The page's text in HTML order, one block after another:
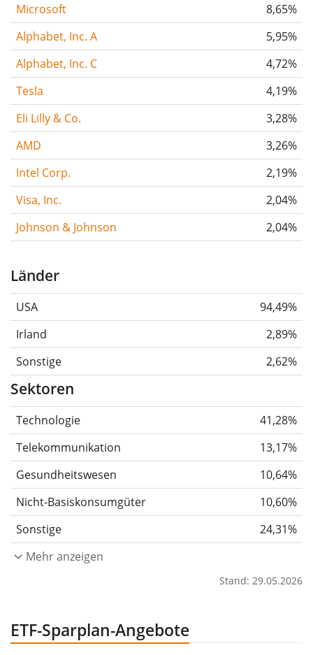
Microsoft
8,65%
Alphabet, Inc. A
5,95%
Alphabet, Inc. C
4,72%
Tesla
4,19%
Eli Lilly & Co.
3,28%
AMD
3,26%
Intel Corp.
2,19%
Visa, Inc.
2,04%
Johnson & Johnson
2,04%
Länder
USA
94,49%
Irland
2,89%
Sonstige
2,62%
Sektoren
Technologie
41,28%
Telekommunikation
13,17%
Gesundheitswesen
10,64%
Nicht-Basiskonsumgüter
10,60%
Sonstige
24,31%
Mehr anzeigen
Stand: 29.05.2026
ETF-Sparplan-Angebote